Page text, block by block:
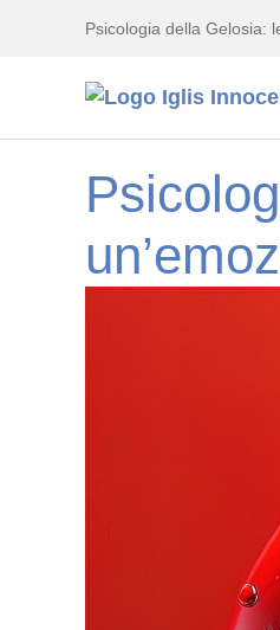
Psicologia della Gelosia: